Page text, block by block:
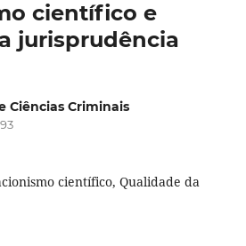
científico e
jurisprudência
Ciências Criminais
científico, Qualidade da